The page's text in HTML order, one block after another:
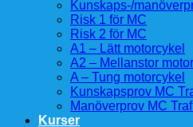
Kunskaps-/
Risk 1 för MC
Risk 2 för MC
A1 – Lätt motorcykel
A2 – Mellanstor
A – Tung motorcykel
Kunskapsprov MC
Manöverprov MC
Kurser